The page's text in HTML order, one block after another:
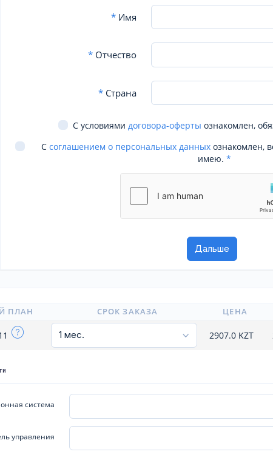
*Имя
*Отчество
*Страна
С условиями договора-оферты ознакомлен,
С соглашением о персональных данных ознакомлен,
имею. *
ПЛАН СРОК ЗАКАЗА ЦЕНА
2907.0 KZT
система
управления